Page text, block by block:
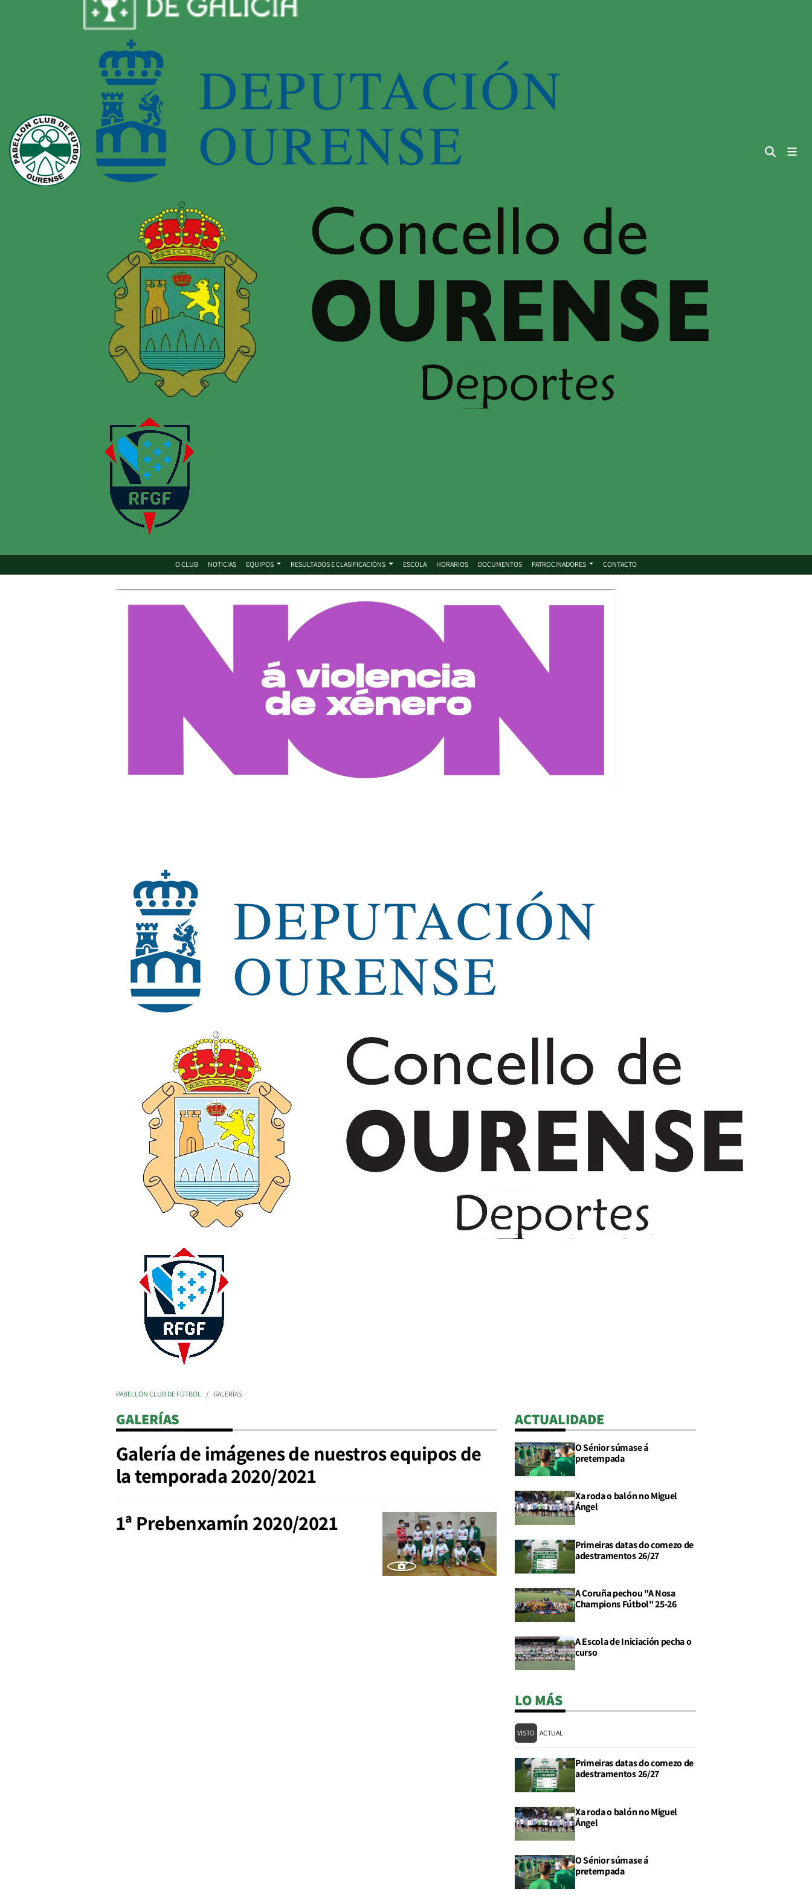
O CLUB NOTICIAS EQUIPOS RESULTADOS E CLASIFICACIÓNS ESCOLA HORARIOS DOCUMENTOS PATROCINADORES CONTACTO
PABELLÓN CLUB DE FÚTBOL GALERÍAS
GALERÍAS
Galería de imágenes de nuestros equipos de
la temporada 2020/2021
1ª Prebenxamín 2020/2021
ACTUALIDADE
O Sénior súmase á
pretempada
Xa roda o balón no Miguel
Ángel
Primeiras datas do comezo de
adestramentos 26/27
A Coruña pechou "A Nosa
Champions Fútbol" 25-26
A Escola de Iniciación pecha o
curso
LO MÁS
VISTO ACTUAL
Primeiras datas do comezo de
adestramentos 26/27
Xa roda o balón no Miguel
Ángel
O Sénior súmase á
pretempada